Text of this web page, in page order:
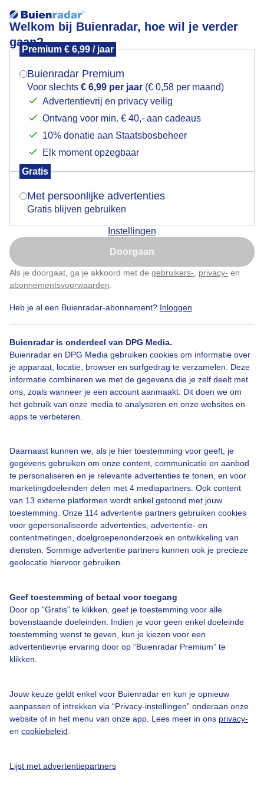
Welkom bij Buienradar, hoe wil je verder
gaan?
Premium € 6,99 / jaar
Buienradar Premium
Voor slechts € 6,99 per jaar (€ 0,58 per maand)
Advertentievrij en privacy veilig
Ontvang voor min. € 40,- aan cadeaus
10% donatie aan Staatsbosbeheer
Elk moment opzegbaar
Gratis
Met persoonlijke advertenties
Gratis blijven gebruiken
Instellingen
Doorgaan
Als je doorgaat, ga je akkoord met de gebruikers- privacy- en
abonnementsvoorwaarden
Heb je al een Buienradar-abonnement? Inloggen
Buienradar is onderdeel van DPG Media.
Buienradar en DPG Media gebruiken cookies om informatie over
je apparaat, locatie, browser en surfgedrag te verzamelen. Deze
informatie combineren we met de gegevens die je zelf deelt met
ons, zoals wanneer je een account aanmaakt. Dit doen we om
het gebruik van onze media te analyseren en onze websites en
apps te verbeteren.
Daarnaast kunnen we, als je hier toestemming voor geeft, je
gegevens gebruiken om onze content, communicatie en aanbod
te personaliseren en je relevante advertenties te tonen, en voor
marketingdoeleinden delen met 4 mediapartners. Ook content
van 13 externe platformen wordt enkel getoond met jouw
toestemming. Onze 114 advertentie partners gebruiken cookies
voor gepersonaliseerde advertenties, advertentie- en
contentmetingen, doelgroepenonderzoek en ontwikkeling van
diensten. Sommige advertentie partners kunnen ook je precieze
geolocatie hiervoor gebruiken.
Geef toestemming of betaal voor toegang
Door op "Gratis" te klikken, geef je toestemming voor alle
bovenstaande doeleinden. Indien je voor geen enkel doeleinde
toestemming wenst te geven, kun je kiezen voor een
advertentievrije ervaring door op “Buienradar Premium” te
klikken.
Jouw keuze geldt enkel voor Buienradar en kun je opnieuw
aanpassen of intrekken via “Privacy-instellingen” onderaan onze
website of in het menu van onze app. Lees meer in ons privacy-
en cookiebeleid
Lijst met advertentiepartners
Koeien in de schaduw
Door: Toon Boons
Bekijk slideshow
Een moment geduld aub...
Over Buienradar
Contact
Toegankelijkheid
Gebruikersvoorwaarden
Buienradar Team
Privacy beleid
Cookie beleid
Gratis weerdata
Mogen we je locatie gebruiken voor het
Indien je hier nog geen akkoord op hebt gegeven,
verschijnt er zo een pop-up uit je browser waarin
Is goed, toon de popup
Nu niet, misschien later
Klik hierom dit aan te passen